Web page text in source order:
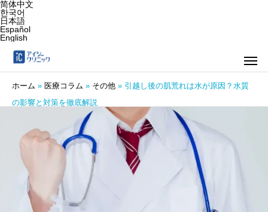
简体中文
한국어
日本語
Español
English
ホーム » 医療コラム » その他 » 引越し後の肌荒れは水が原因？水質
の影響と対策を徹底解説